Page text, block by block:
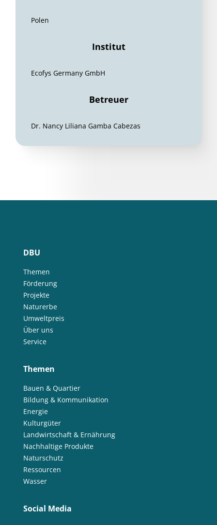
Polen
Institut
Ecofys Germany GmbH
Betreuer
Dr. Nancy Liliana Gamba Cabezas
DBU
Themen
Förderung
Projekte
Naturerbe
Umweltpreis
Über uns
Service
Themen
Bauen & Quartier
Bildung & Kommunikation
Energie
Kulturgüter
Landwirtschaft & Ernährung
Nachhaltige Produkte
Naturschutz
Ressourcen
Wasser
Social Media